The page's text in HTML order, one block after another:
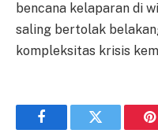
bencana kelaparan di
saling bertolak
kompleksitas krisis
FacebookTwitter